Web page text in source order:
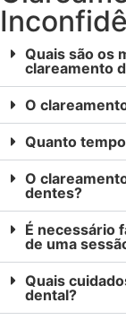
Quais são os
clareamento
O
Quanto
O
dentes?
É necessário
de uma
Quais
dental?